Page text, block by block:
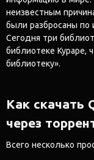
неизвестным
были разбросаны по
Сегодня три
библиотеке Кураре,
библиотеку».
Как скачать
через
Всего несколько